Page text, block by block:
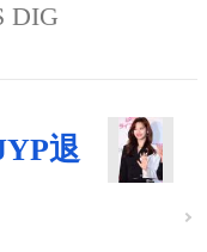
DIG
退